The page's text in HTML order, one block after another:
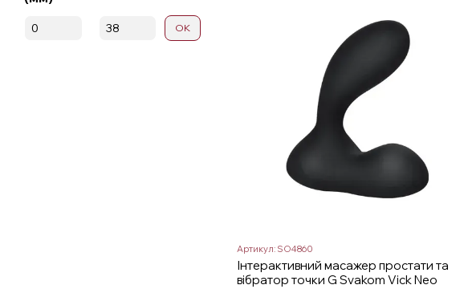
Артикул: SO4860
Інтерактивний масажер простати та
вібратор точки G Svakom Vick Neo
Від Діаметр: максимальний (мм)
До Діаметр: максимальний (мм)
ОК